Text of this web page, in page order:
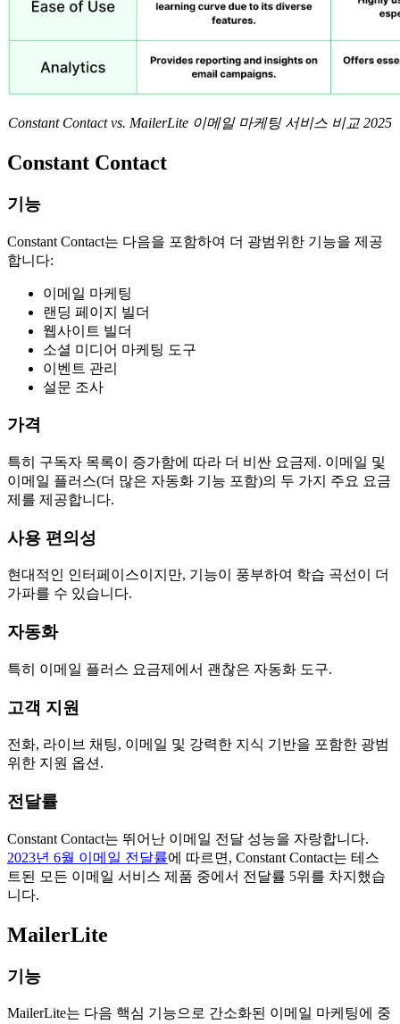
Constant Contact vs. MailerLite 이메일 마케팅 서비스 비교 2025
Constant Contact
기능
Constant Contact는 다음을 포함하여 더 광범위한 기능을 제공
합니다:
이메일 마케팅
랜딩 페이지 빌더
웹사이트 빌더
소셜 미디어 마케팅 도구
이벤트 관리
설문 조사
가격
특히 구독자 목록이 증가함에 따라 더 비싼 요금제. 이메일 및
이메일 플러스(더 많은 자동화 기능 포함)의 두 가지 주요 요금
제를 제공합니다.
사용 편의성
현대적인 인터페이스이지만, 기능이 풍부하여 학습 곡선이 더
가파를 수 있습니다.
자동화
특히 이메일 플러스 요금제에서 괜찮은 자동화 도구.
고객 지원
전화, 라이브 채팅, 이메일 및 강력한 지식 기반을 포함한 광범
위한 지원 옵션.
전달률
Constant Contact는 뛰어난 이메일 전달 성능을 자랑합니다.
2023년 6월 이메일 전달률에 따르면, Constant Contact는 테스
트된 모든 이메일 서비스 제품 중에서 전달률 5위를 차지했습
니다.
MailerLite
기능
MailerLite는 다음 핵심 기능으로 간소화된 이메일 마케팅에 중